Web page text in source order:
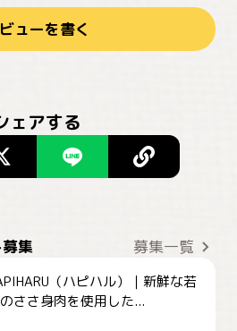
ューを書く
ェアする
集 募集一覧
（ハピハル）｜新鮮な若
ささ身肉を使用した...